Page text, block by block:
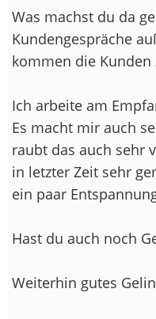
Was machst du da
Kundengespräche
kommen die Kunden
Ich arbeite am
Es macht mir auch
raubt das auch sehr
in letzter Zeit sehr
ein paar
Hast du auch noch
Weiterhin gutes